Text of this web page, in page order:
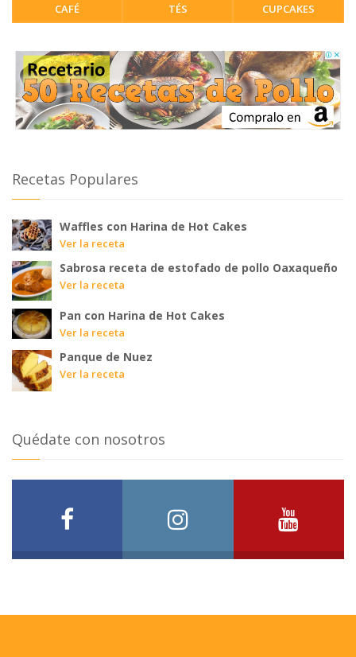
CAFÉ TÉS CUPCAKES
Recetas Populares
Waffles con Harina de Hot Cakes
Ver la receta
Sabrosa receta de estofado de pollo Oaxaqueño
Ver la receta
Pan con Harina de Hot Cakes
Ver la receta
Panque de Nuez
Ver la receta
Quédate con nosotros